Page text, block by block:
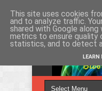
This site uses cookies
and to analyze traffic.
shared with Google
metrics to ensure quality
statistics, and to detect
LEARN